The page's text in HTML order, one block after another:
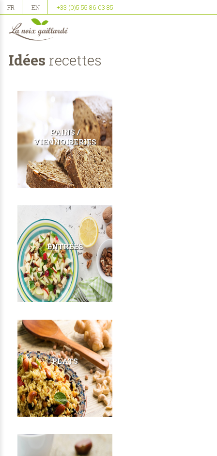
FR EN +33 (0)5 55 86 03 85
Idées recettes
PAINS /
VIENNOISERIES
ENTRÉES
PLATS